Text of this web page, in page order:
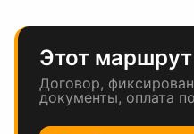
Этот
Договор,
документы, оплата